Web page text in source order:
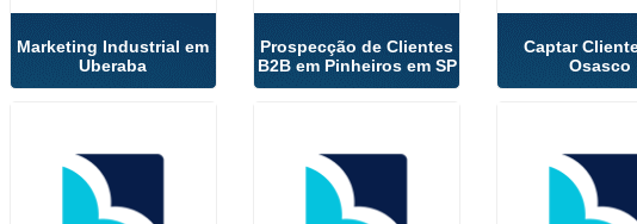
Marketing Industrial em
Uberaba
Prospecção de Clientes
B2B em Pinheiros em SP
Captar
Osasco